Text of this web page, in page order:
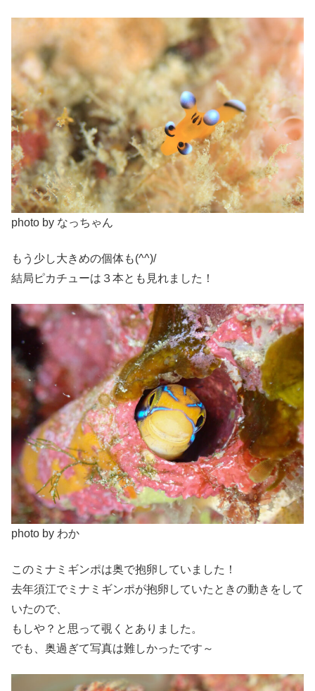
photo by なっちゃん
もう少し大きめの個体も(^^)/
結局ピカチューは３本とも見れました！
photo by わか
このミナミギンポは奥で抱卵していました！
去年須江でミナミギンポが抱卵していたときの動きをして
いたので、
もしや？と思って覗くとありました。
でも、奥過ぎて写真は難しかったです～